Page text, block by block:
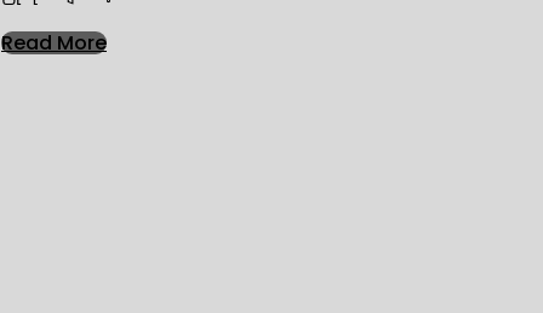
Read More